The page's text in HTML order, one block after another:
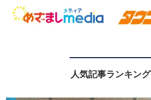
人気記事ランキング